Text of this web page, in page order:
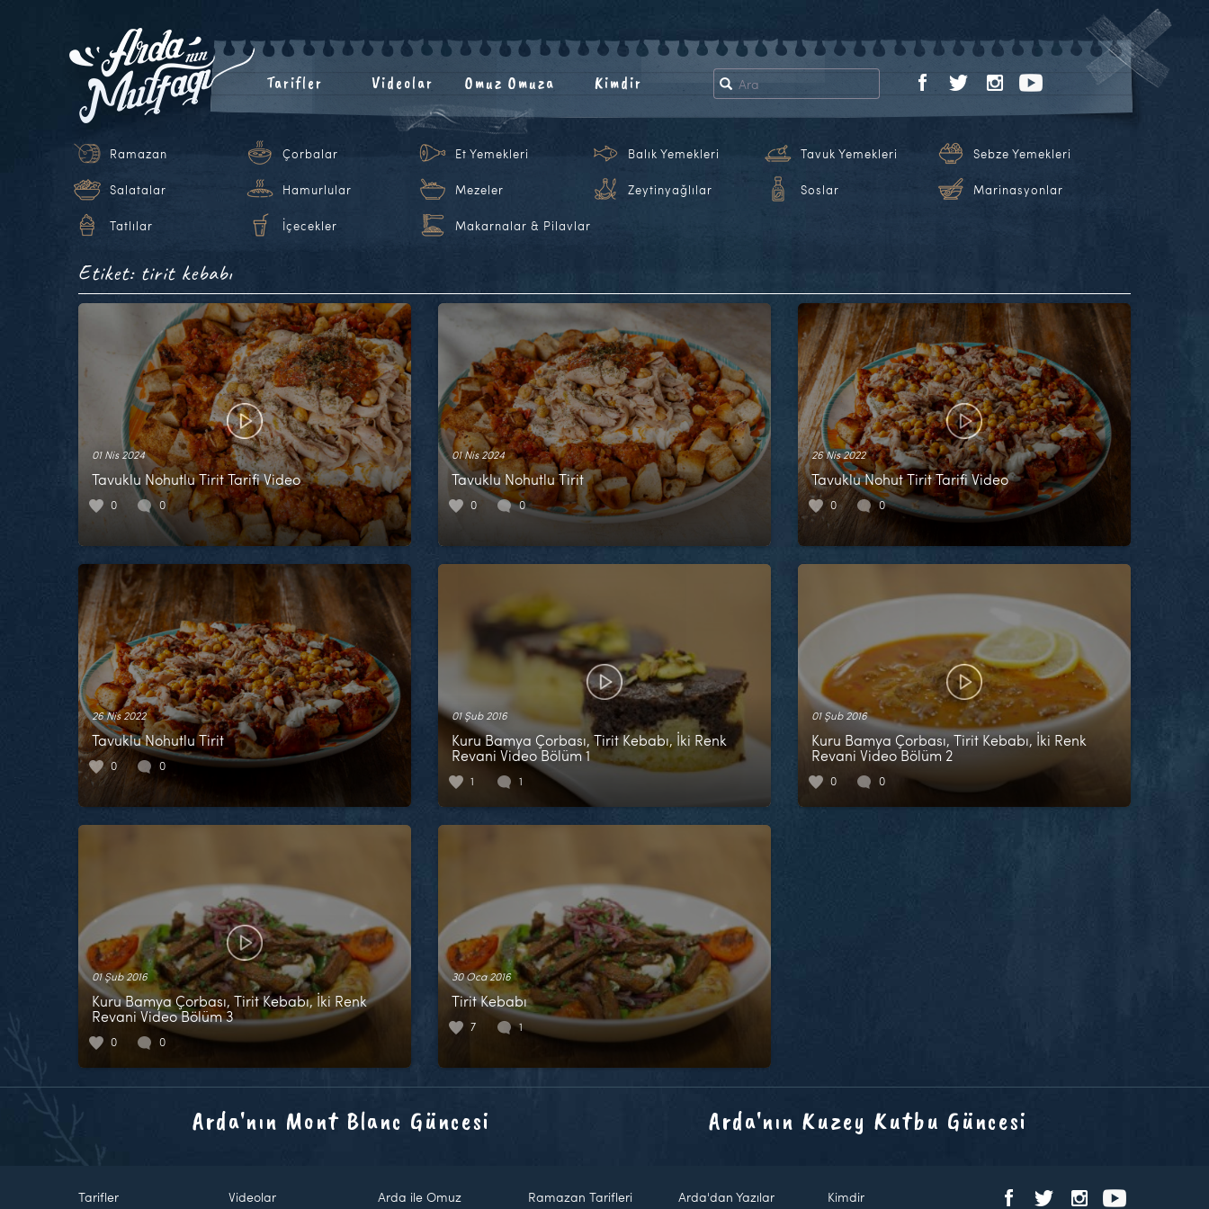
Tarifler Videolar Omuz Omuza Kimdir
Ramazan Çorbalar Et Yemekleri Balık Yemekleri Tavuk Yemekleri Sebze Yemekleri
Salatalar Hamurlular Mezeler Zeytinyağlılar Soslar Marinasyonlar
Tatlılar İçecekler Makarnalar & Pilavlar
Etiket: tirit kebabı
01 Nis 2024
Tavuklu Nohutlu Tirit Tarifi Video
0 0
01 Nis 2024
Tavuklu Nohutlu Tirit
0 0
26 Nis 2022
Tavuklu Nohut Tirit Tarifi Video
0 0
26 Nis 2022
Tavuklu Nohutlu Tirit
0 0
01 Şub 2016
Kuru Bamya Çorbası, Tirit Kebabı, İki Renk
Revani Video Bölüm 1
1 1
01 Şub 2016
Kuru Bamya Çorbası, Tirit Kebabı, İki Renk
Revani Video Bölüm 2
0 0
01 Şub 2016
Kuru Bamya Çorbası, Tirit Kebabı, İki Renk
Revani Video Bölüm 3
0 0
30 Oca 2016
Tirit Kebabı
7 1
Arda'nın Mont Blanc Güncesi Arda'nın Kuzey Kutbu Güncesi
Tarifler Videolar
Arda ile Omuz
Ramazan Tarifleri Arda'dan Yazılar Kimdir